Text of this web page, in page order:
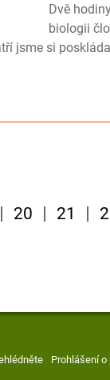
Dvě
biologii
jsme si
20 21
Prohlášení